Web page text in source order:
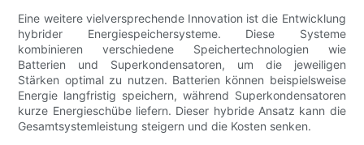
Eine weitere vielversprechende Innovation ist die Entwicklung
hybrider Energiespeichersysteme. Diese Systeme
kombinieren verschiedene Speichertechnologien wie
Batterien und Superkondensatoren, um die jeweiligen
Stärken optimal zu nutzen. Batterien können beispielsweise
Energie langfristig speichern, während Superkondensatoren
kurze Energieschübe liefern. Dieser hybride Ansatz kann die
Gesamtsystemleistung steigern und die Kosten senken.